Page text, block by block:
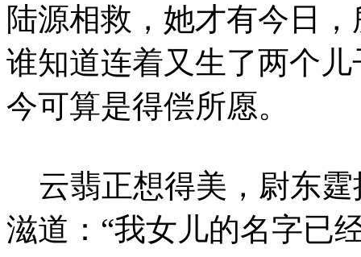
陆源相救，她才有今日
谁知道连着又生了两个
今可算是得偿所愿。
云翡正想得美，尉东霆
滋道：“我女儿的名字已